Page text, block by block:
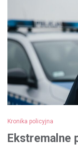
Kronika policyjna
Ekstremalne